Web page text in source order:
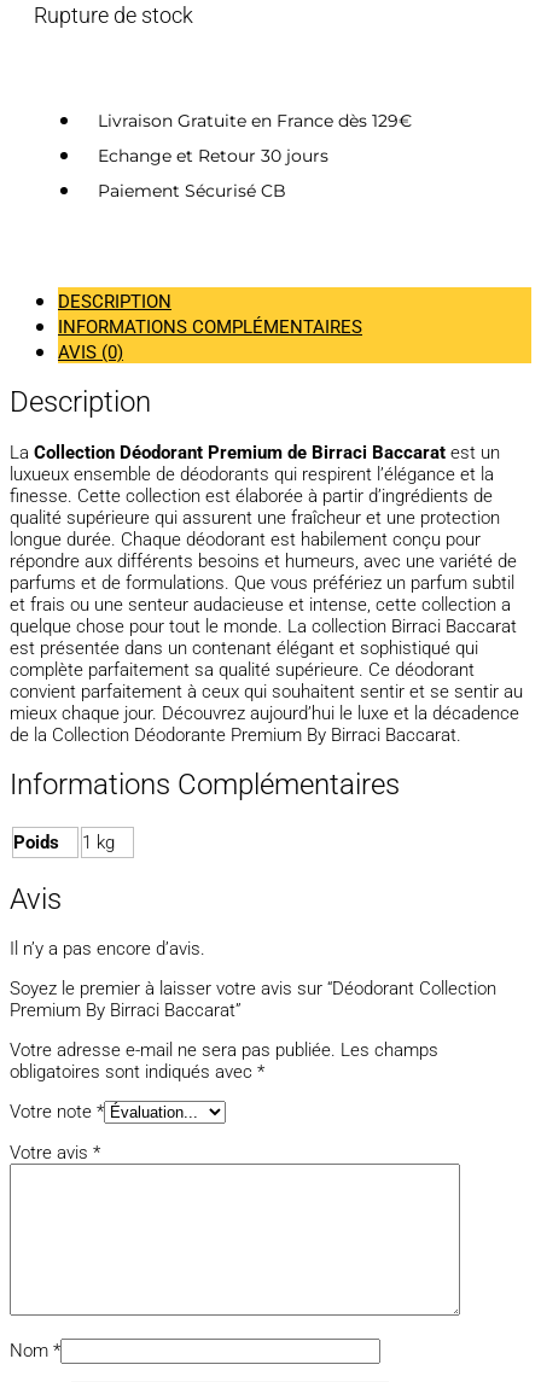
Rupture de stock
Livraison Gratuite en France dès 129€
Echange et Retour 30 jours
Paiement Sécurisé CB
DESCRIPTION
INFORMATIONS COMPLÉMENTAIRES
AVIS (0)
Description
La Collection Déodorant Premium de Birraci Baccarat est un
luxueux ensemble de déodorants qui respirent l’élégance et la
finesse. Cette collection est élaborée à partir d’ingrédients de
qualité supérieure qui assurent une fraîcheur et une protection
longue durée. Chaque déodorant est habilement conçu pour
répondre aux différents besoins et humeurs, avec une variété de
parfums et de formulations. Que vous préfériez un parfum subtil
et frais ou une senteur audacieuse et intense, cette collection a
quelque chose pour tout le monde. La collection Birraci Baccarat
est présentée dans un contenant élégant et sophistiqué qui
complète parfaitement sa qualité supérieure. Ce déodorant
convient parfaitement à ceux qui souhaitent sentir et se sentir au
mieux chaque jour. Découvrez aujourd’hui le luxe et la décadence
de la Collection Déodorante Premium By Birraci Baccarat.
Informations Complémentaires
Poids 1 kg
Avis
Il n’y a pas encore d’avis.
Soyez le premier à laisser votre avis sur “Déodorant Collection
Premium By Birraci Baccarat”
Votre adresse e-mail ne sera pas publiée. Les champs
obligatoires sont indiqués avec *
Votre note *
Votre avis *
Nom *